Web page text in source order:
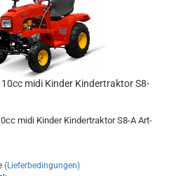
midi Kinder Kindertraktor S8-
midi Kinder Kindertraktor S8-A Art-
(Lieferbedingungen)